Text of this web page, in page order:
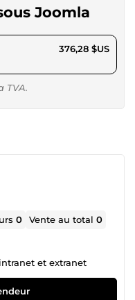
Joomla
376,28 $US
TVA.
0 Vente au total0
et extranet